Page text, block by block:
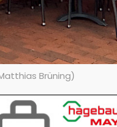
Brüning)